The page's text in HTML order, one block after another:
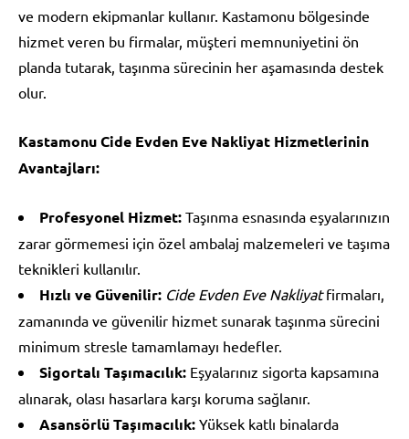
ve modern ekipmanlar kullanır. Kastamonu bölgesinde
hizmet veren bu firmalar, müşteri memnuniyetini ön
planda tutarak, taşınma sürecinin her aşamasında destek
olur.
Kastamonu Cide Evden Eve Nakliyat Hizmetlerinin
Avantajları:
Profesyonel Hizmet: Taşınma esnasında eşyalarınızın
zarar görmemesi için özel ambalaj malzemeleri ve taşıma
teknikleri kullanılır.
Hızlı ve Güvenilir: Cide Evden Eve Nakliyatfirmaları,
zamanında ve güvenilir hizmet sunarak taşınma sürecini
minimum stresle tamamlamayı hedefler.
Sigortalı Taşımacılık: Eşyalarınız sigorta kapsamına
alınarak, olası hasarlara karşı koruma sağlanır.
Asansörlü Taşımacılık: Yüksek katlı binalarda